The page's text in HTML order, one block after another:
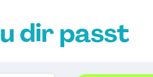
dir passt